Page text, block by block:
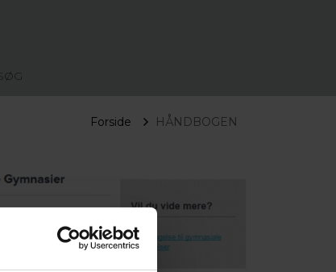
Forside HÅNDBOGEN